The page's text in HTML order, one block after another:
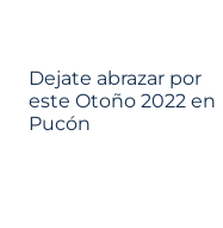
Dejate abrazar por
este Otoño 2022 en
Pucón